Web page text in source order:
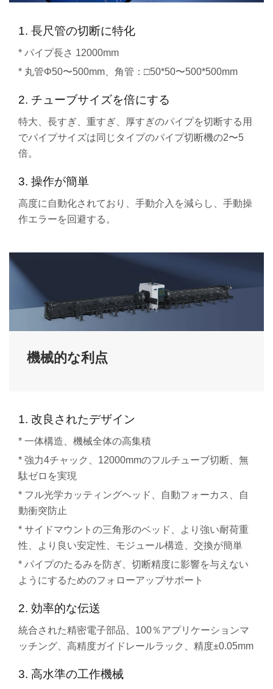
1. 長尺管の切断に特化
* パイプ長さ 12000mm
* 丸管Φ50〜500mm、角管：□50*50〜500*500mm
2. チューブサイズを倍にする
特大、長すぎ、重すぎ、厚すぎのパイプを切断する用
でパイプサイズは同じタイプのパイプ切断機の2〜5
倍。
3. 操作が簡単
高度に自動化されており、手動介入を減らし、手動操
作エラーを回避する。
機械的な利点
1. 改良されたデザイン
* 一体構造​​、機械全体の高集積
* 強力4チャック、12000mmのフルチューブ切断、無
駄ゼロを実現
* フル光学カッティングヘッド、自動フォーカス、自
動衝突防止
* サイドマウントの三角形のベッド、より強い耐荷重
性、より良い安定性、モジュール構造、交換が簡単
* パイプのたるみを防ぎ、切断精度に影響を与えない
ようにするためのフォローアップサポート
2. 効率的な伝送
統合された精密電子部品、100％アプリケーションマ
ッチング、高精度ガイドレールラック、精度±0.05mm
3. 高水準の工作機械